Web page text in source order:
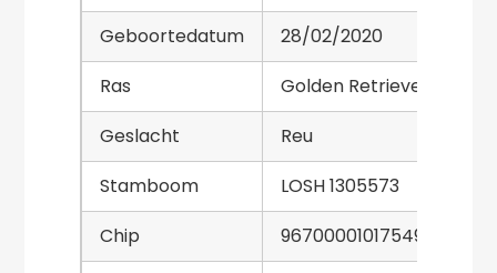
Geboortedatum
28/02/2020
Ras
Golden Retriever
Geslacht
Reu
Stamboom
LOSH 1305573
Chip
967000010175493